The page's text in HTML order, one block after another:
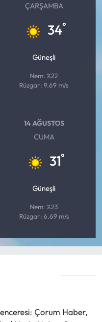
ÇARŞAMBA
34°
Güneşli
Nem: %22
Rüzgar: 9.69 m/s
14 AĞUSTOS
CUMA
31°
Güneşli
Nem: %23
Rüzgar: 6.69 m/s
Çorum Haber,